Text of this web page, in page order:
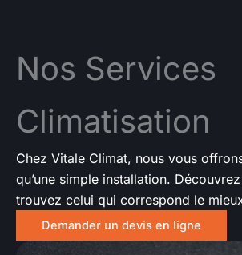
Nos Services
Climatisation
Chez Vitale Climat, nous vous
qu’une simple installation.
trouvez celui qui correspond le
Demander un devis en ligne